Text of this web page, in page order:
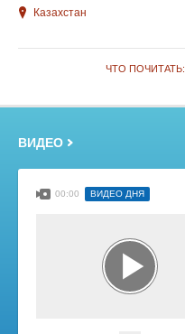
Казахстан
ЧТО ПОЧИТАТЬ:
ВИДЕО
00:00 ВИДЕО ДНЯ